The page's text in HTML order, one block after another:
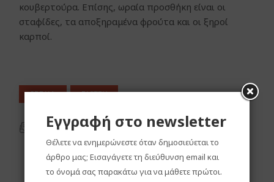
κουβερτούρα. Επίσης, ωραία προσθήκη είναι οι
σταφίδες, τα αποξηραμένα φρούτα και οι ξηροί
καρποί.
CREAM PASTRY
ΕΚΤΎΠΩΣΗ
Εγγραφή στο newsletter
Θέλετε να ενημερώνεστε όταν δημοσιεύεται το
άρθρο μας; Εισαγάγετε τη διεύθυνση email και
το όνομά σας παρακάτω για να μάθετε πρώτοι.